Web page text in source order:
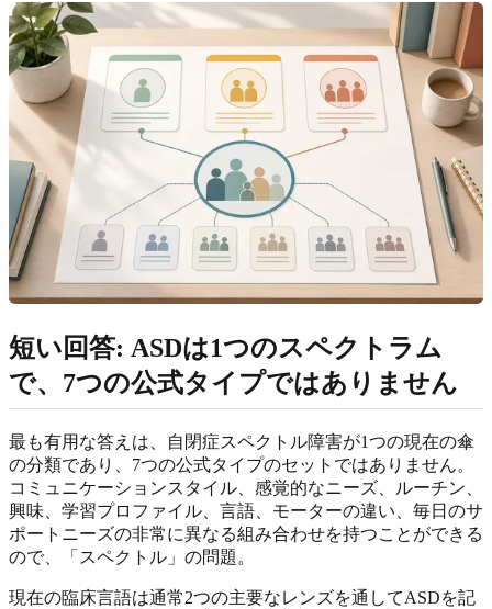
短い回答: ASDは1つのスペクトラム
で、7つの公式タイプではありません
最も有用な答えは、自閉症スペクトル障害が1つの現在の傘
の分類であり、7つの公式タイプのセットではありません。
コミュニケーションスタイル、感覚的なニーズ、ルーチン、
興味、学習プロファイル、言語、モーターの違い、毎日のサ
ポートニーズの非常に異なる組み合わせを持つことができる
ので、「スペクトル」の問題。
現在の臨床言語は通常2つの主要なレンズを通してASDを記